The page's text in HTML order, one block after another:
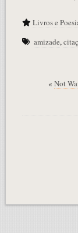
Livros e
amizade,
« Not